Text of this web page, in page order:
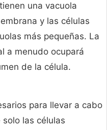
una vacuola
y las células
más pequeñas. La
a menudo ocupará
de la célula.
para llevar a cabo
las células